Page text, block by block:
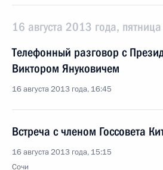
16 августа 2013 года, пятница
Телефонный разговор с
Виктором Януковичем
16 августа 2013 года, 16:45
Встреча с членом Госсовета
16 августа 2013 года, 15:15
Сочи